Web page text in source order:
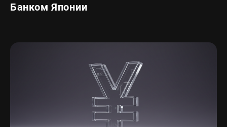
Банком Японии